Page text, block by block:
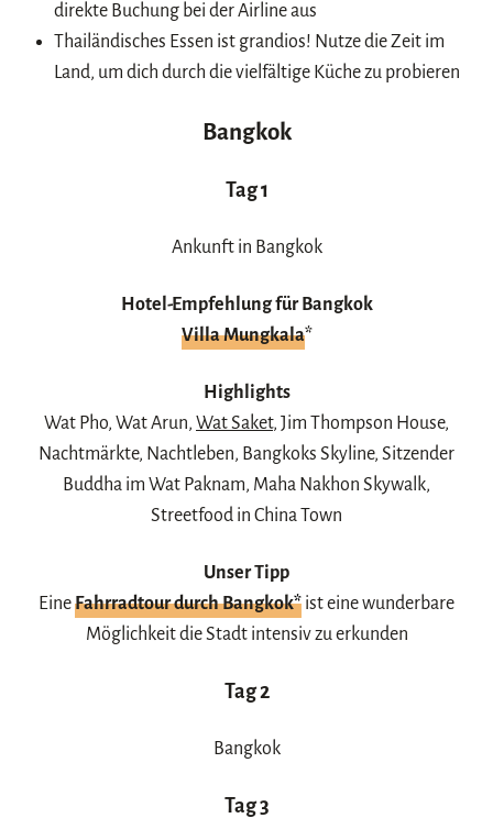
direkte Buchung bei der Airline aus
Thailändisches Essen ist grandios! Nutze die Zeit im
Land, um dich durch die vielfältige Küche zu probieren
Bangkok
Tag 1
Ankunft in Bangkok
Hotel-Empfehlung für Bangkok
Villa Mungkala*
Highlights
Wat Pho, Wat Arun, Wat Saket, Jim Thompson House,
Nachtmärkte, Nachtleben, Bangkoks Skyline, Sitzender
Buddha im Wat Paknam, Maha Nakhon Skywalk,
Streetfood in China Town
Unser Tipp
EineFahrradtour durch Bangkok* ist eine wunderbare
Möglichkeit die Stadt intensiv zu erkunden
Tag 2
Bangkok
Tag 3